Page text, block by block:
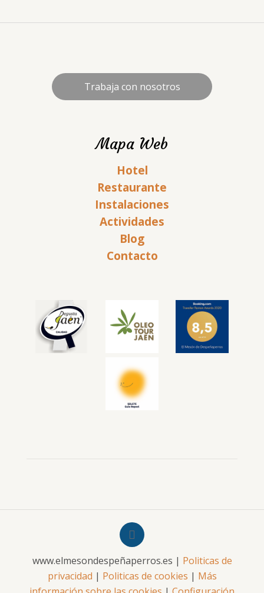
Trabaja con nosotros
Mapa Web
Hotel
Restaurante
Instalaciones
Actividades
Blog
Contacto
www.elmesondespeñaperros.es | Politicas de
privacidad | Politicas de cookies | Más